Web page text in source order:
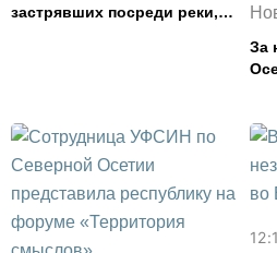
застрявших посреди реки,
За